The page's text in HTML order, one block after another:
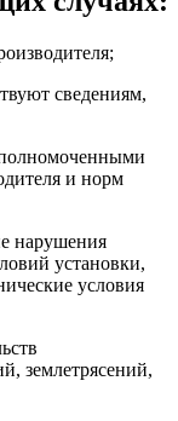
сведениям,
и норм
нарушения
установки,
условия
землетрясений,